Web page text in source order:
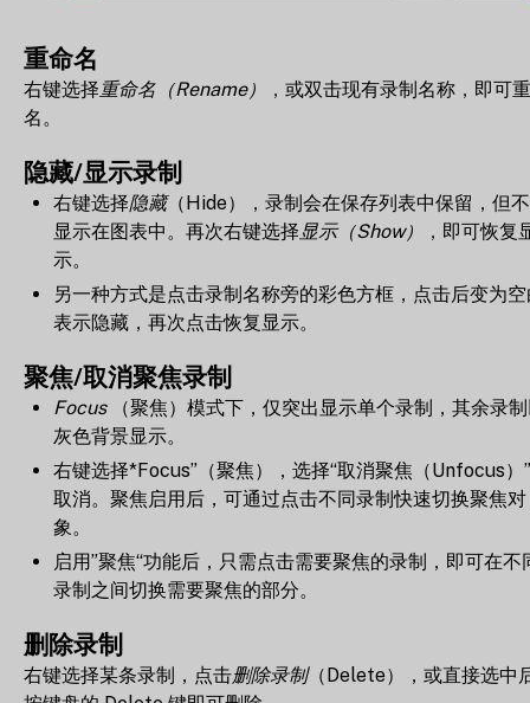
重命名
右键选择重命名（Rename）
，或双击现有录制名称，即可
名。
隐藏/显示录制
右键选择隐藏（Hide），录制会在保存列表中保留，但
显示在图表中。再次右键选择 显示（Show）
，即可恢复
示。
另一种方式是点击录制名称旁的彩色方框，点击后变为
表示隐藏，再次点击恢复显示。
聚焦/取消聚焦录制
Focus（聚焦）模式下，仅突出显示单个录制，其余录
灰色背景显示。
右键选择*Focus”（聚焦），选择“取消聚焦（Unfocus）
取消。聚焦启用后，可通过点击不同录制快速切换聚焦对
象。
启用”聚焦“功能后，只需点击需要聚焦的录制，即可在不
录制之间切换需要聚焦的部分。
删除录制
右键选择某条录制，点击删除录制（Delete），或直接选中